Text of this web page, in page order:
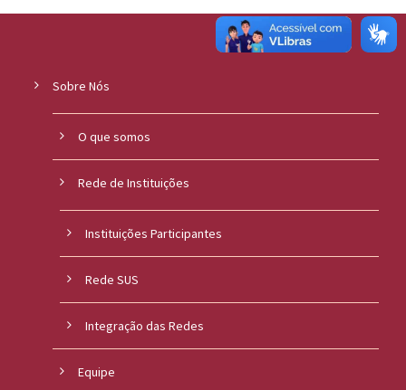
Sobre Nós
O que somos
Rede de Instituições
Instituições Participantes
Rede SUS
Integração das Redes
Equipe